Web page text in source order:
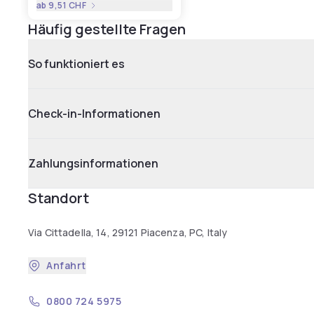
ab9,51 CHF
Häufig gestellte Fragen
So funktioniert es
Check-in-Informationen
Zahlungsinformationen
Standort
Via Cittadella, 14, 29121 Piacenza, PC, Italy
Anfahrt
0800 724 5975